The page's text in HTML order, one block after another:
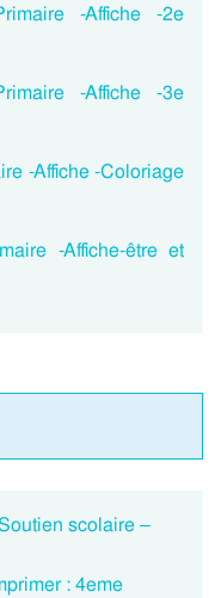
-Affiche -2e
-Affiche -3e
-Affiche -Coloriage
-Affiche-être et
scolaire –
: 4eme